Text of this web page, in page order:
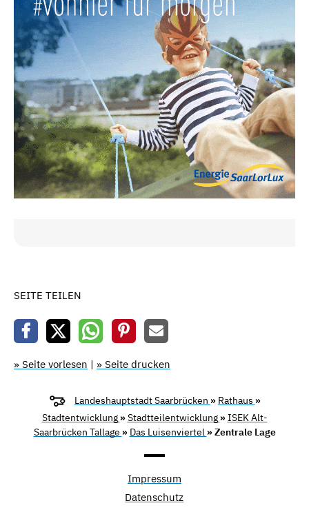
SEITE TEILEN
» Seite vorlesen | » Seite drucken
Landeshauptstadt Saarbrücken » Rathaus »
Stadtentwicklung »Stadtteilentwicklung »ISEK Alt-
Saarbrücken Tallage » Das Luisenviertel » Zentrale Lage
Impressum
Datenschutz